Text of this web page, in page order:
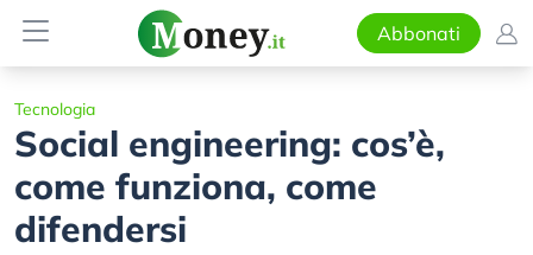
Abbonati
Tecnologia
Social engineering: cos’è,
come funziona, come
difendersi